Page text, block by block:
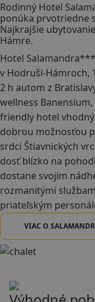
Rodinný Hotel
ponúka prvotriedne
Najkrajšie
Hámre.
Hotel
v Hodruši-Hámroch,
2 h autom z
wellness
friendly hotel
dobrou možnosťou
srdci Štiavnických
dosť blízko na
dostane svojim
rozmanitými
priateľským
VIAC O